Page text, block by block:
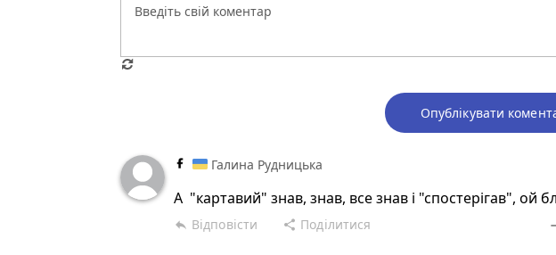
Опублікувати
Галина Рудницька
А "картавий" знав, знав, все знав і "спостерігав", ой
reply Відповісти share Поділитися